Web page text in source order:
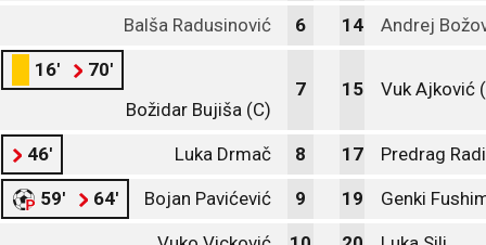
Balša Radusinović 6 14 Andrej
16'
70'
Božidar Bujiša (C)
7 15 Vuk Ajković
46' Luka Drmač 8 17 Predrag
59' 64' Bojan Pavićević 9 19 Genki